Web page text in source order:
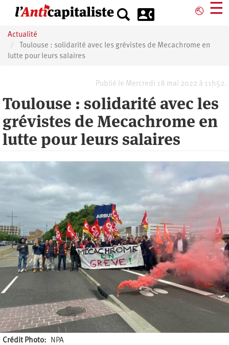
principal
⎋ ☰
Actualité
Toulouse : solidarité avec les grévistes de Mecachrome en
lutte pour leurs salaires
Publié le Mercredi 18 mai 2022 à 11h52.
Toulouse : solidarité avec les
grévistes de Mecachrome en
lutte pour leurs salaires
Crédit Photo NPA